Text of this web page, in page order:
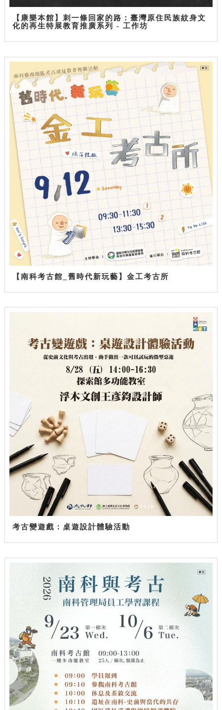
【康樂本館】刺一條回家的路：臺灣原住民族紋身文
化的再生特展教育推廣系列 - 工作坊
【南科考古館_舊時代新玩藝】金工考古所
考古變遊戲：桌遊設計體驗活動